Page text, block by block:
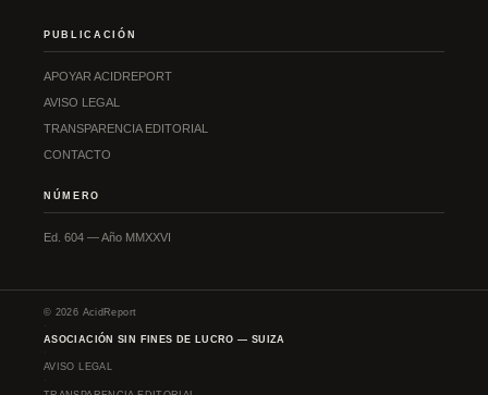
PUBLICACIÓN
APOYAR ACIDREPORT
AVISO LEGAL
TRANSPARENCIA EDITORIAL
CONTACTO
NÚMERO
Ed. 604 — Año MMXXVI
© 2026 AcidReport
·
ASOCIACIÓN SIN FINES DE LUCRO — SUIZA
·
AVISO LEGAL
·